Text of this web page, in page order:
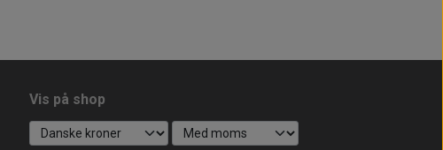
Vis på shop